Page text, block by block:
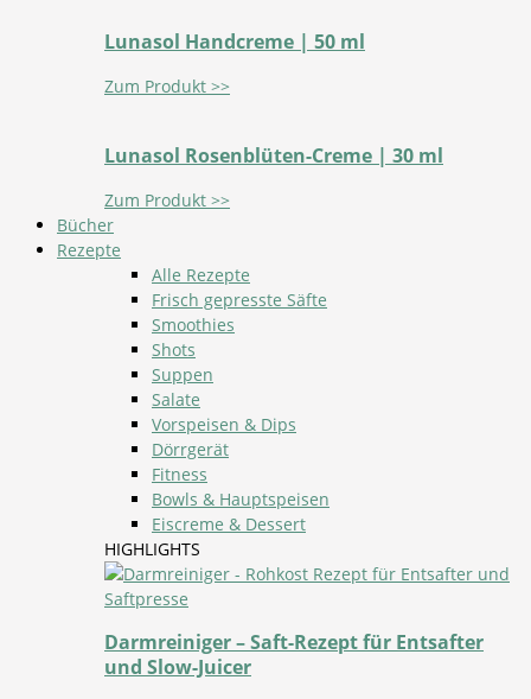
Lunasol Handcreme | 50 ml
Zum Produkt >>
Lunasol Rosenblüten-Creme | 30 ml
Zum Produkt >>
Bücher
Rezepte
Alle Rezepte
Frisch gepresste Säfte
Smoothies
Shots
Suppen
Salate
Vorspeisen & Dips
Dörrgerät
Fitness
Bowls & Hauptspeisen
Eiscreme & Dessert
HIGHLIGHTS
Darmreiniger – Saft-Rezept für Entsafter
und Slow-Juicer